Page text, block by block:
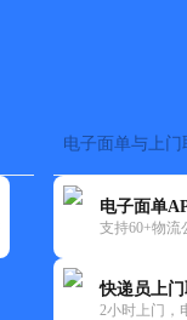
电子面单与上门
电子面单
支持60+物流
快递员上
2小时上门，
快递网
快递时效